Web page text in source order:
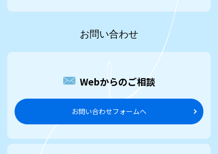
お問い合わせ
Webからのご相談
お問い合わせフォームへ